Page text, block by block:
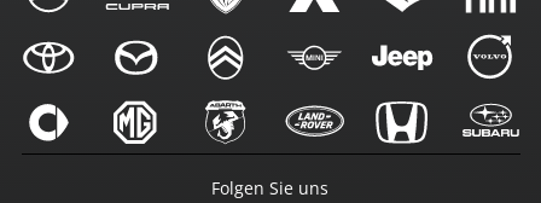
Folgen Sie uns